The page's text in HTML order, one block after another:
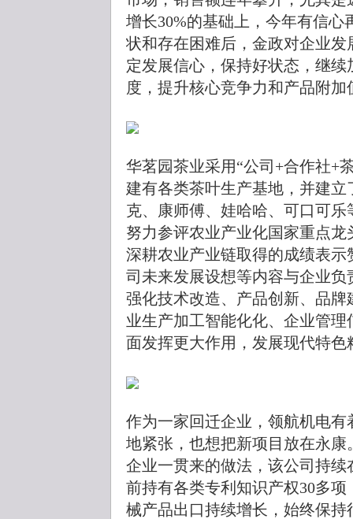
增长30%的基础上，今年有信
状和存在困难后，金政对企业
定发展信心，保持好状态，继
度，提升核心竞争力和产品附
华茗园茶业采用“公司+合作社+
建有各类茶叶生产基地，并建
克、康师傅、娃哈哈、可口可
努力参评农业产业化国家重点
深耕农业产业链取得的成绩表
司未来发展设想等内容与企业
强化技术改造、产品创新、品
业生产加工智能化化、企业管
面发挥更大作用，发展现代特色
作为一家回迁企业，领航机电
地紧张，也想把新项目放在永
企业一贯来的做法，该公司持
前持有各类专利知识产权30多
械产品出口持续增长，始终保